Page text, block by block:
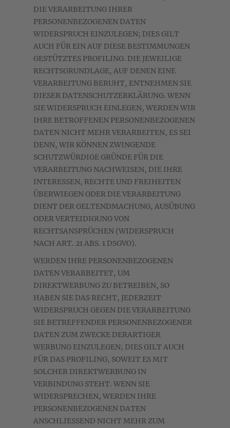
DIE VERARBEITUNG IHRER
PERSONENBEZOGENEN DATEN
WIDERSPRUCH EINZULEGEN; DIES GILT
AUCH FÜR EIN AUF DIESE BESTIMMUNGEN
GESTÜTZTES PROFILING. DIE JEWEILIGE
RECHTSGRUNDLAGE, AUF DENEN EINE
VERARBEITUNG BERUHT, ENTNEHMEN SIE
DIESER DATENSCHUTZERKLÄRUNG. WENN
SIE WIDERSPRUCH EINLEGEN, WERDEN WIR
IHRE BETROFFENEN PERSONENBEZOGENEN
DATEN NICHT MEHR VERARBEITEN, ES SEI
DENN, WIR KÖNNEN ZWINGENDE
SCHUTZWÜRDIGE GRÜNDE FÜR DIE
VERARBEITUNG NACHWEISEN, DIE IHRE
INTERESSEN, RECHTE UND FREIHEITEN
ÜBERWIEGEN ODER DIE VERARBEITUNG
DIENT DER GELTENDMACHUNG, AUSÜBUNG
ODER VERTEIDIGUNG VON
RECHTSANSPRÜCHEN (WIDERSPRUCH
NACH ART. 21 ABS. 1 DSGVO).
WERDEN IHRE PERSONENBEZOGENEN
DATEN VERARBEITET, UM
DIREKTWERBUNG ZU BETREIBEN, SO
HABEN SIE DAS RECHT, JEDERZEIT
WIDERSPRUCH GEGEN DIE VERARBEITUNG
SIE BETREFFENDER PERSONENBEZOGENER
DATEN ZUM ZWECKE DERARTIGER
WERBUNG EINZULEGEN; DIES GILT AUCH
FÜR DAS PROFILING, SOWEIT ES MIT
SOLCHER DIREKTWERBUNG IN
VERBINDUNG STEHT. WENN SIE
WIDERSPRECHEN, WERDEN IHRE
PERSONENBEZOGENEN DATEN
ANSCHLIESSEND NICHT MEHR ZUM